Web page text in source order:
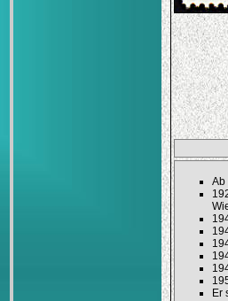
Ab
Er